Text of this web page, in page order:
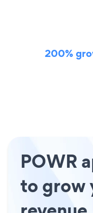
200%
POWR
to grow